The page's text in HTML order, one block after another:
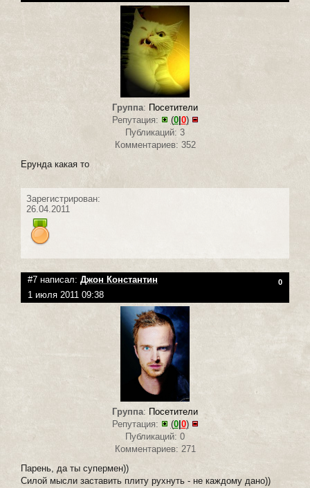
Группа: Посетители
Репутация:
(0| 0)
Публикаций: 3
Комментариев: 352
Ерунда какая то
Зарегистрирован:
26.04.2011
#7 написал: Джон Константин 0
1 июля 2011 09:38
Группа: Посетители
Репутация:
(0| 0)
Публикаций: 0
Комментариев: 271
Парень, да ты супермен))
Силой мысли заставить плиту рухнуть - не каждому дано))